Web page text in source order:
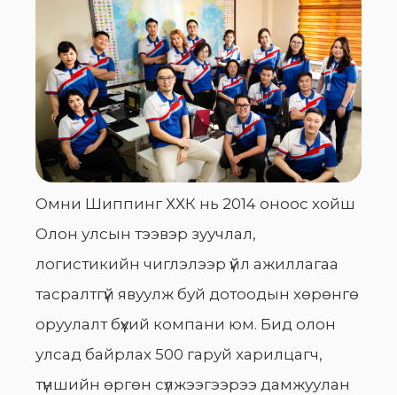
Омни Шиппинг ХХК нь 2014 оноос хойш
Олон улсын тээвэр зуучлал,
логистикийн чиглэлээр үйл ажиллагаа
тасралтгүй явуулж буй дотоодын хөрөнгө
оруулалт бүхий компани юм. Бид олон
улсад байрлах 500 гаруй харилцагч,
түншийн өргөн сүлжээгээрээ дамжуулан